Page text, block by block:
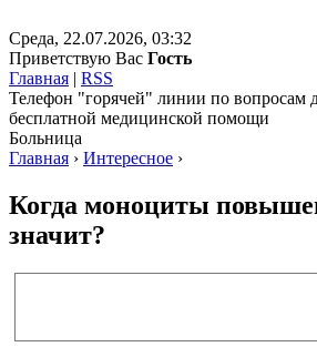
Среда, 22.07.2026, 03:32
Приветствую Вас Гость
Главная | RSS
Телефон "горячей" линии по вопросам
бесплатной медицинской помощи
Больница
Главная › Интересное ›
Когда моноциты
значит?